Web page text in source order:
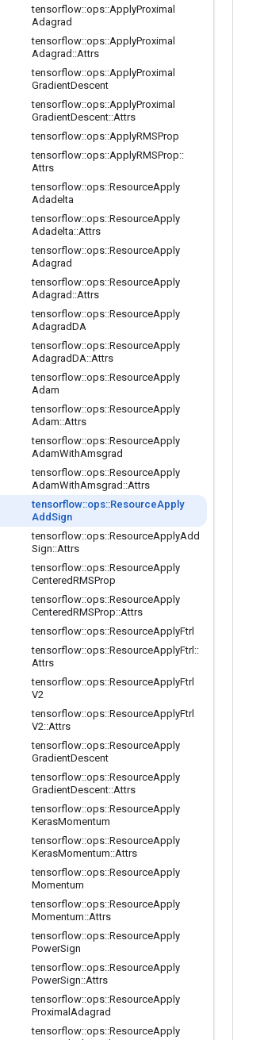
tensorflow::ops::ApplyProximal
Adagrad
tensorflow::ops::ApplyProximal
Adagrad ::Attrs
tensorflow::ops::ApplyProximal
GradientDescent
tensorflow::ops::ApplyProximal
GradientDescent::Attrs
tensorflow::ops::ApplyRMSProp
tensorflow::ops::ApplyRMSProp::
Attrs
tensorflow::ops::ResourceApply
Adadelta
tensorflow::ops::ResourceApply
Adadelta::Attrs
tensorflow::ops::ResourceApply
Adagrad
tensorflow::ops::ResourceApply
Adagrad ::Attrs
tensorflow::ops::ResourceApply
AdagradDA
tensorflow::ops::ResourceApply
AdagradDA::Attrs
tensorflow::ops::ResourceApply
Adam
tensorflow::ops::ResourceApply
Adam::Attrs
tensorflow::ops::ResourceApply
AdamWithAmsgrad
tensorflow::ops::ResourceApply
AdamWithAmsgrad ::Attrs
tensorflow::ops::ResourceApply
AddSign
tensorflow::ops::ResourceApplyAdd
Sign::Attrs
tensorflow::ops::ResourceApply
CenteredRMSProp
tensorflow::ops::ResourceApply
CenteredRMSProp::Attrs
tensorflow::ops::ResourceApplyFtrl
tensorflow::ops::ResourceApplyFtrl ::
Attrs
tensorflow::ops::ResourceApplyFtrl
V2
tensorflow::ops::ResourceApplyFtrl
V2::Attrs
tensorflow::ops::ResourceApply
GradientDescent
tensorflow::ops::ResourceApply
GradientDescent::Attrs
tensorflow::ops::ResourceApply
KerasMomentum
tensorflow::ops::ResourceApply
KerasMomentum::Attrs
tensorflow::ops::ResourceApply
Momentum
tensorflow::ops::ResourceApply
Momentum::Attrs
tensorflow::ops::ResourceApply
PowerSign
tensorflow::ops::ResourceApply
PowerSign::Attrs
tensorflow::ops::ResourceApply
Proximal Adagrad
tensorflow::ops::ResourceApply